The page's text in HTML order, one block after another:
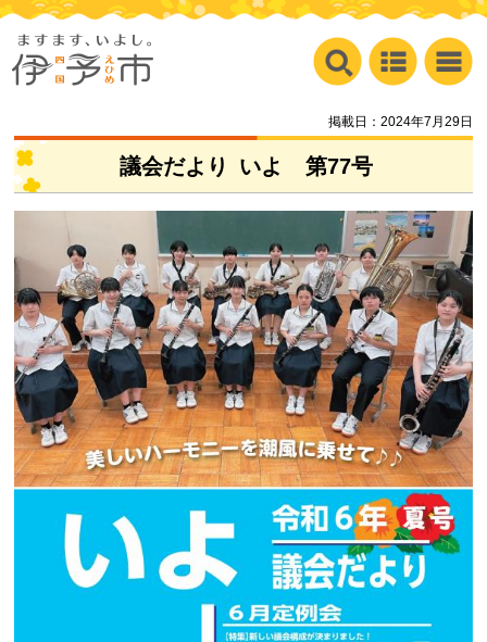
掲載日：2024年7月29日
議会だより いよ 第77号